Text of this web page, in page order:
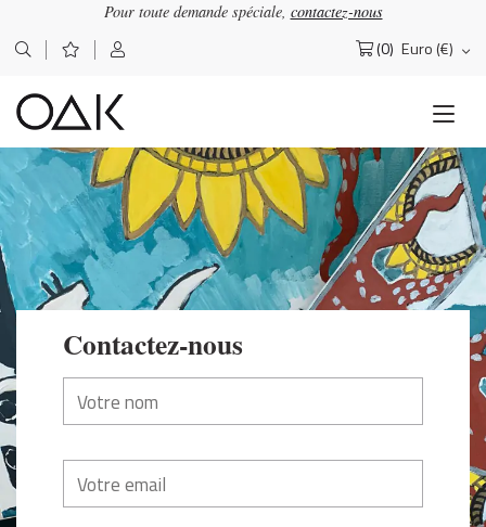
Pour toute demande spéciale, contactez-nous
(0) Euro (€)
Rechercher :
Contactez-nous